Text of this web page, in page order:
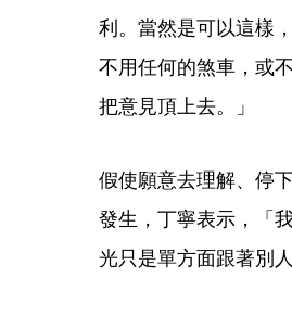
利。當然是可以這樣
不用任何的煞車，或
把意見頂上去。」
假使願意去理解、停
發生，丁寧表示，「
光只是單方面跟著別